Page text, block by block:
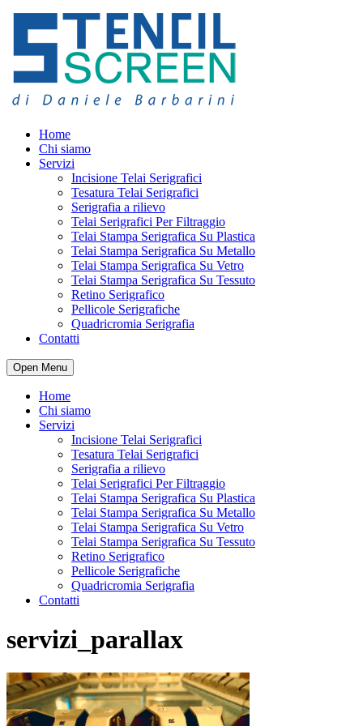
Home
Chi siamo
Servizi
Incisione Telai Serigrafici
Tesatura Telai Serigrafici
Serigrafia a rilievo
Telai Serigrafici Per Filtraggio
Telai Stampa Serigrafica Su Plastica
Telai Stampa Serigrafica Su Metallo
Telai Stampa Serigrafica Su Vetro
Telai Stampa Serigrafica Su Tessuto
Retino Serigrafico
Pellicole Serigrafiche
Quadricromia Serigrafia
Contatti
Open Menu
Home
Chi siamo
Servizi
Incisione Telai Serigrafici
Tesatura Telai Serigrafici
Serigrafia a rilievo
Telai Serigrafici Per Filtraggio
Telai Stampa Serigrafica Su Plastica
Telai Stampa Serigrafica Su Metallo
Telai Stampa Serigrafica Su Vetro
Telai Stampa Serigrafica Su Tessuto
Retino Serigrafico
Pellicole Serigrafiche
Quadricromia Serigrafia
Contatti
servizi_parallax